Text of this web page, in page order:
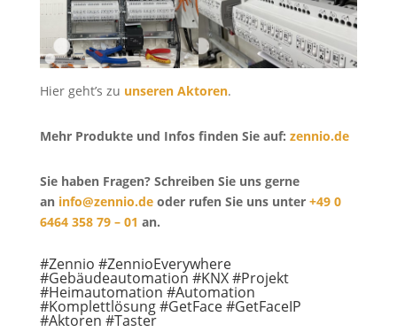
Hier geht’s zu unseren Aktoren.
Mehr Produkte und Infos finden Sie auf: zennio.de
Sie haben Fragen? Schreiben Sie uns gerne
an info@zennio.deoder rufen Sie uns unter +49 0
6464 358 79 – 01 an.
#Zennio #ZennioEverywhere
#Gebäudeautomation #KNX #Projekt
#Heimautomation #Automation
#Komplettlösung #GetFace #GetFaceIP
#Aktoren #Taster